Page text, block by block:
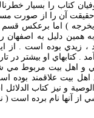
كتاب را بسيار
حقيقت آن را از صورت
) اما برعکس قسم
همين دليل به
، زيدي بوده است . از
. كتابهاي او بيشتر در
و اهل بيت مربوط مي
بيت علاقمند بوده
و نيز كتاب
نام برده است ( نجاشي ،